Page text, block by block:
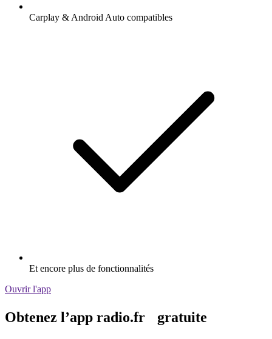
Carplay & Android Auto compatibles
Et encore plus de fonctionnalités
Ouvrir l'app
Obtenez l’app radio.fr gratuite